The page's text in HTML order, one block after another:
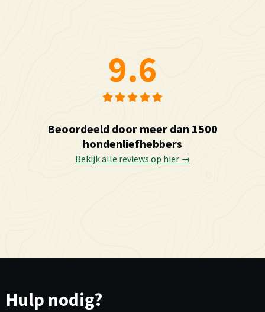
9.6
Beoordeeld door meer dan 1500
hondenliefhebbers
Bekijk alle reviews op hier →
Hulp nodig?